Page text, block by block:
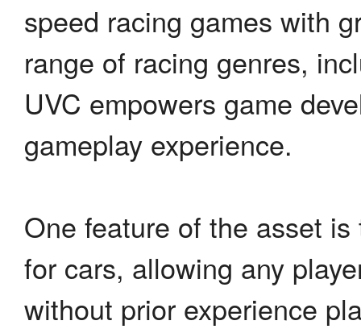
speed racing games with
range of racing genres,
UVC empowers game
gameplay experience.
One feature of the asset
for cars, allowing any
without prior experience